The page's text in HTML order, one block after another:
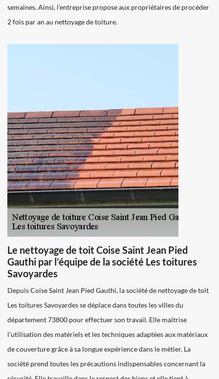
semaines. Ainsi, l’entreprise propose aux propriétaires de procéder
2 fois par an au nettoyage de toiture.
Le nettoyage de toit Coise Saint Jean Pied
Gauthi par l’équipe de la société Les toitures
Savoyardes
Depuis Coise Saint Jean Pied Gauthi, la société de nettoyage de toit
Les toitures Savoyardes se déplace dans toutes les villes du
département 73800 pour effectuer son travail. Elle maitrise
l’utilisation des matériels et les techniques adaptées aux matériaux
de couverture grâce à sa longue expérience dans le métier. La
société prend toutes les précautions indispensables concernant la